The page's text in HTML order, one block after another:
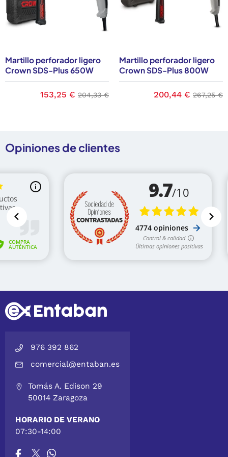
Martillo perforador ligero
Crown SDS-Plus 650W
Precio
153,25 € Precio base
204,33 €
Martillo perforador ligero
Crown SDS-Plus 800W
Precio
200,44 € Precio
267,25 €
Opiniones de clientes
976 392 862
comercial@entaban.es
Tomás A. Edison 29
50014 Zaragoza
HORARIO DE VERANO
07:30-14:00